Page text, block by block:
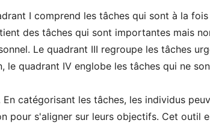
I comprend les tâches qui sont à la fois
des tâches qui sont importantes mais
Le quadrant III regroupe les tâches
quadrant IV englobe les tâches qui ne
catégorisant les tâches, les individus
pour s'aligner sur leurs objectifs. Cet outil